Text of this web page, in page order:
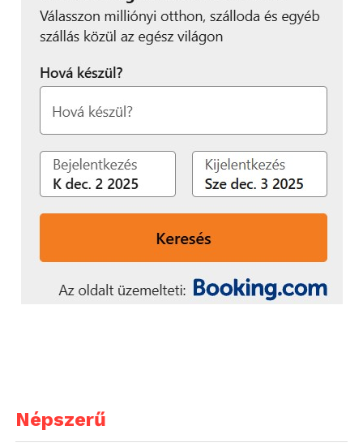
Népszerű